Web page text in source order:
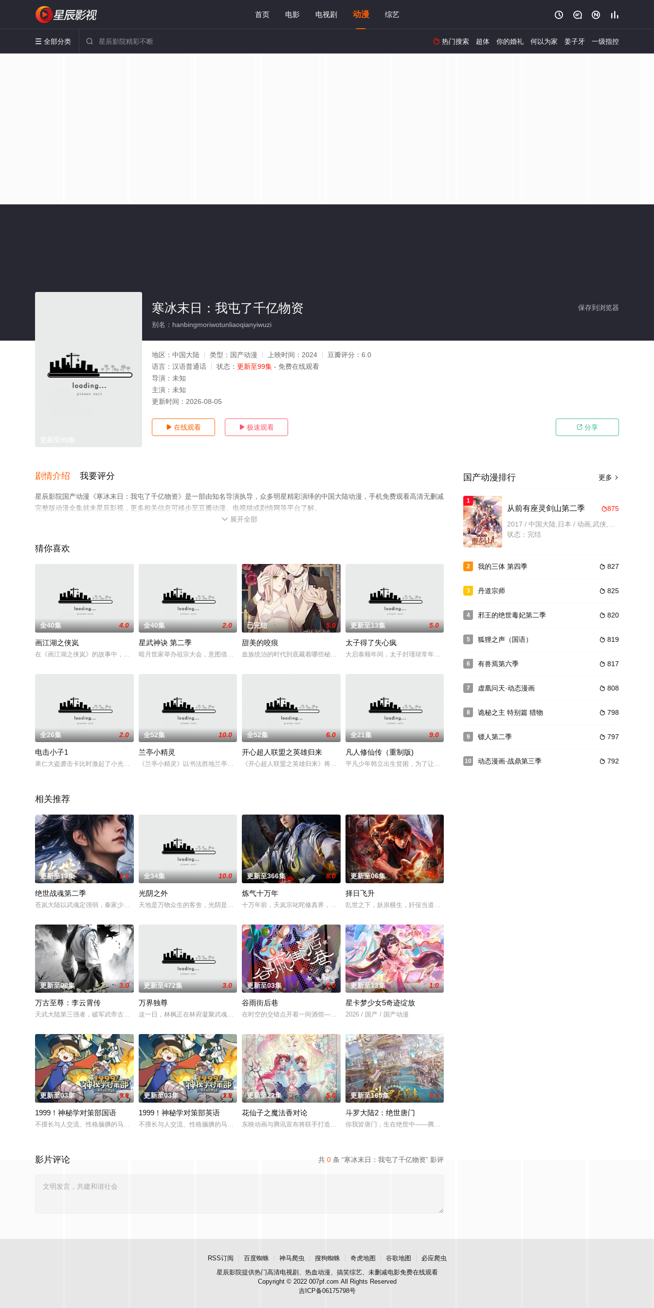
首页 电影 电视剧 动漫 综艺    
 全部分类   热门搜索 超体 你的婚礼 何以为家 姜子牙 一级指控
保存到浏览器
寒冰末日：我屯了千亿物资
别名：hanbingmoriwotunliaoqianyiwuzi
地区： 中国大陆 类型： 国产动漫 上映时间： 2024 豆瓣评分： 6.0
语言： 汉语普通话 状态： 更新至99集 - 免费在线观看
导演： 未知
主演： 未知
更新时间： 2026-08-05
 在线观看  极速观看  分享
剧情介绍 我要评分
星辰影院国产动漫《寒冰末日：我屯了千亿物资》是一部由知名导演执导，众多明星精彩演绎的中国大陆动漫，手机免费观看高清无删减
完整版动漫全集就来星辰影视，更多相关信息可移步至豆瓣动漫、电视猫或剧情网等平台了解。
 展开全部
猜你喜欢
全40集 4.0
画江湖之侠岚
在《画江湖之侠岚》的故事中，丑妹是一个身世来历成谜的孤儿，在无端被卷进一桩惨剧后，只能跟随一个叫‘陌名’的
全40集 2.0
星武神诀 第二季
暗月世家举办祖宗大会，意图借机处置青羽世家。众附属家族起义，脱离暗月世家自立门户。梁项怒下杀手，所幸安雪云
已完结 5.0
甜美的咬痕
血族统治的时代到底藏着哪些秘密，一位独立、内向的人族少女为何又从讨厌到爱上一位血族王子！甜美的咬痕动画化！
更新至13集 5.0
太子得了失心疯
大启泰顺年间，太子封瑾琰常年卧病药石罔效，皇帝别无他法请国师伍年行招魂之法。却没想到伍年招来的，
全26集 2.0
电击小子1
果仁大盗袭击卡比时激起了小光内在的正义感，奈何一个小学生又怎能对抗一个身形魁梧，手上装有特制果仁枪的果仁大
全52集 10.0
兰亭小精灵
《兰亭小精灵》以书法胜地兰亭为文化背景，塑造了横、竖、撇、捺、点、折、钩七个可爱的小精灵，他们生活在兰渚山
全52集 6.0
开心超人联盟之英雄归来
《开心超人联盟之英雄归来》将延续上一部的故事展开。超人们告别了小宅从过去回到现在，继续守护星星球。然而现在
全21集 9.0
凡人修仙传（重制版)
平凡少年韩立出生贫困，为了让家人过上更好的生活，自愿前去七玄门参加入门考核，最终被墨大夫收入门下
相关推荐
更新至13集 1.0
绝世战魂第二季
苍岚大陆以武魂定强弱，秦家少主秦南本是废魂之身，受尽冷眼。机缘之下，他觉醒太古战神之魂，从此逆天改命。他横
全34集 10.0
光阴之外
天地是万物众生的客舍，光阴是古往今来的过客。苍天残面张开诡异之眼，所视之处生灵涂炭，化为永恒的禁区。末世之
更新至366集 8.0
炼气十万年
十万年前，天岚宗叱咤修真界，宗内弟子皆是天骄，所向披靡。唯独开山弟子徐阳一直是炼气期，为突破修为早日飞升，
更新至06集 5.0
择日飞升
乱世之下，妖祟横生，奸佞当道。又值幽界入侵，人、幽两界势力荼毒人间，捕蛇者许应因看不惯为幽界卖命
更新至08集 3.0
万古至尊：李云霄传
天武大陆第三强者，破军武帝古飞扬被世界规则所限，修为困在九天武帝境多年，难以突破。为了摆脱困境，借助神霄宫
更新至472集 3.0
万界独尊
这一日，林枫正在林府凝聚武魂，不想，他才刚将剑武魂修炼成雏形，未婚妻姬漫夭就趁机夺走了他的武魂，还导致其差
更新至03集 9.0
谷雨街后巷
在时空的交错点开着一间酒馆——谷雨街后巷。 无论城市的角落，还是繁星坠落的荒漠， 穿过现实的迷宫，欢迎光临
更新至13集 1.0
星卡梦少女5奇迹绽放
2026 / 国产 / 国产动漫
更新至03集 9.0
1999！神秘学对策部国语
不擅长与人交流、性格腼腆的马库斯在一场乌龙中意外成为了“神秘学事件对策部”的负责人。面对星锑、兔毛手袋等一
更新至03集 1.0
1999！神秘学对策部英语
不擅长与人交流、性格腼腆的马库斯在一场乌龙中意外成为了“神秘学事件对策部”的负责人。面对星锑、兔毛手袋等一
更新至22集 5.0
花仙子之魔法香对论
东映动画与腾讯宣布将联手打造『花仙子』全新动画 新作将继承经典、结合潮流、呈现崭新的花仙子世界
更新至165集 9.0
斗罗大陆2：绝世唐门
你我皆唐门，生在绝世中——腾讯视频《斗罗大陆绝世唐门》动画正式启动！
共 0 条 “寒冰末日：我屯了千亿物资” 影评
影片评论
更多 
国产动漫排行
1
875
从前有座灵剑山第二季
状态：完结
2  827
我的三体 第四季
3  825
丹道宗师
4  820
邪王的绝世毒妃第二季
5  819
狐狸之声（国语）
6  817
有兽焉第六季
7  808
虚凰问天·动态漫画
8  798
诡秘之主 特别篇 猎物
9  797
镖人第二季
10  792
动态漫画·战鼎第三季
RSS订阅 百度蜘蛛 神马爬虫 搜狗蜘蛛 奇虎地图 谷歌地图
必应爬虫
星辰影院提供热门高清电视剧、热血动漫、搞笑综艺、未删减电影免费在线观看
Copyright © 2022 007pf.com All Rights Reserved
吉ICP备06175798号